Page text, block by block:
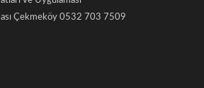
Çekmeköy 0532 703 7509